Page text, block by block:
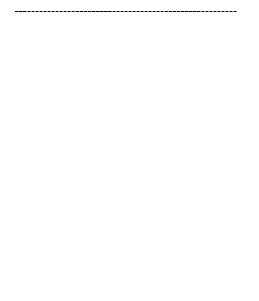
-------------------------------------------------------